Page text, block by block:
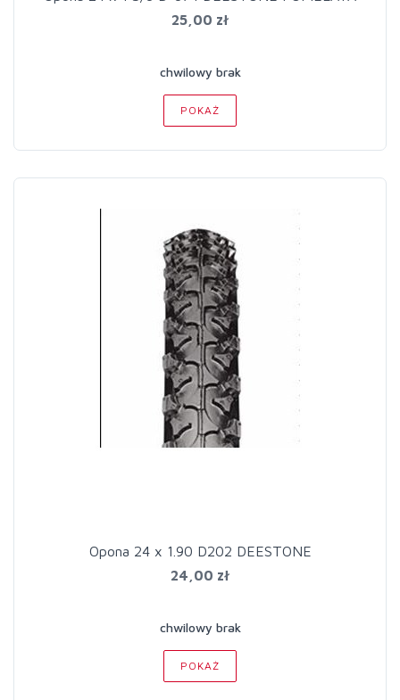
25,00 zł
chwilowy brak
POKAŻ
Opona 24 x 1.90 D202 DEESTONE
24,00 zł
chwilowy brak
POKAŻ